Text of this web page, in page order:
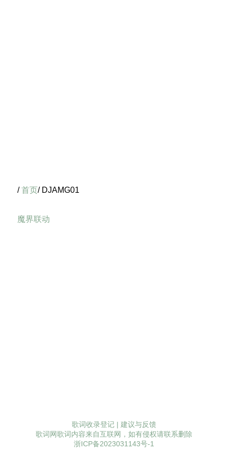
/首页/ DJAMG01
魔界联动
歌词收录登记 | 建议与反馈
歌词网歌词内容来自互联网，如有侵权请联系删除
浙ICP备2023031143号-1